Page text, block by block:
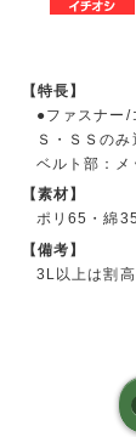
【特長】
●ファスナー/
Ｓ・ＳＳの
ベルト部：
【素材】
ポリ65・綿35
【備考】
3L以上は割